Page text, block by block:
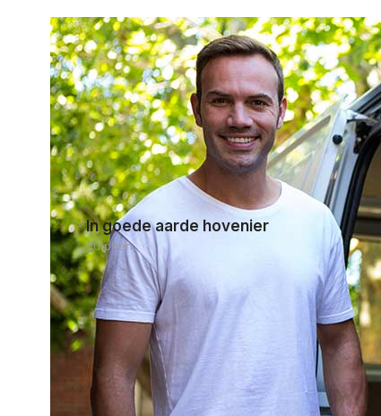
In goede aarde hovenier
Zutphen